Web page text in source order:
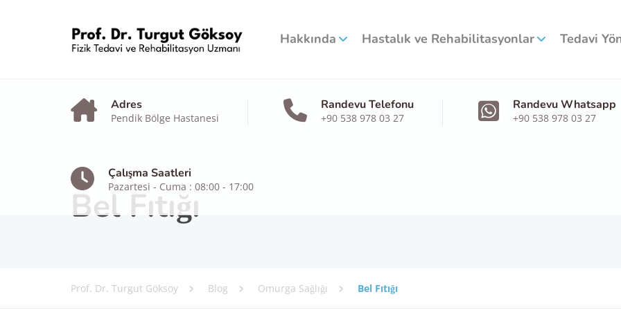
Hakkında Hastalık ve Rehabilitasyonlar Tedavi
Adres
Pendik Bölge Hastanesi
Randevu Telefonu
+90 538 978 03 27
Randevu Whatsapp
+90 538 978 03 27
Çalışma Saatleri
Pazartesi - Cuma : 08:00 - 17:00
Bel Fıtığı
Prof. Dr. Turgut Göksoy Blog Omurga Sağlığı Bel Fıtığı